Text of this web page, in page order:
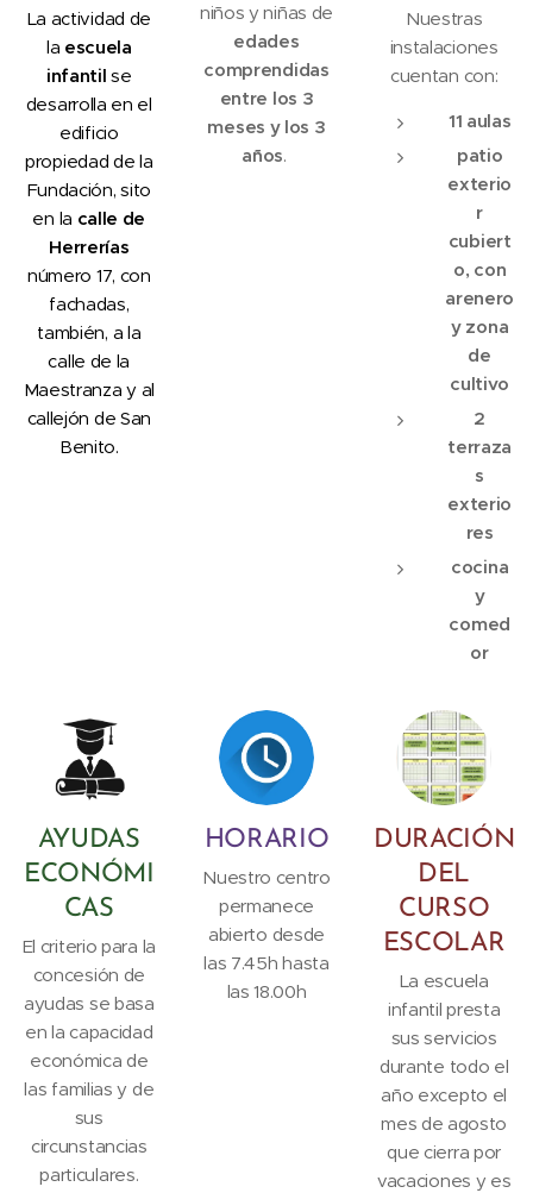
La actividad de
la escuela
infantil se
desarrolla en el
edificio
propiedad de la
Fundación, sito
en la calle de
Herrerías
número 17, con
fachadas,
también, a la
calle de la
Maestranza y al
callejón de San
Benito.
niños y niñas de
edades
comprendidas
entre los 3
meses y los 3
años.
Nuestras
instalaciones
cuentan con:
11 aulas
patio
exterio
r
cubiert
o, con
arenero
y zona
de
cultivo
2
terraza
s
exterio
res
cocina
y
comed
or
AYUDAS
ECONÓMI
CAS
El criterio para la
concesión de
ayudas se basa
en la capacidad
económica de
las familias y de
sus
circunstancias
particulares.
HORARIO
Nuestro centro
permanece
abierto desde
las 7.45h hasta
las 18.00h
DURACIÓN
DEL
CURSO
ESCOLAR
La escuela
infantil presta
sus servicios
durante todo el
año excepto el
mes de agosto
que cierra por
vacaciones y es